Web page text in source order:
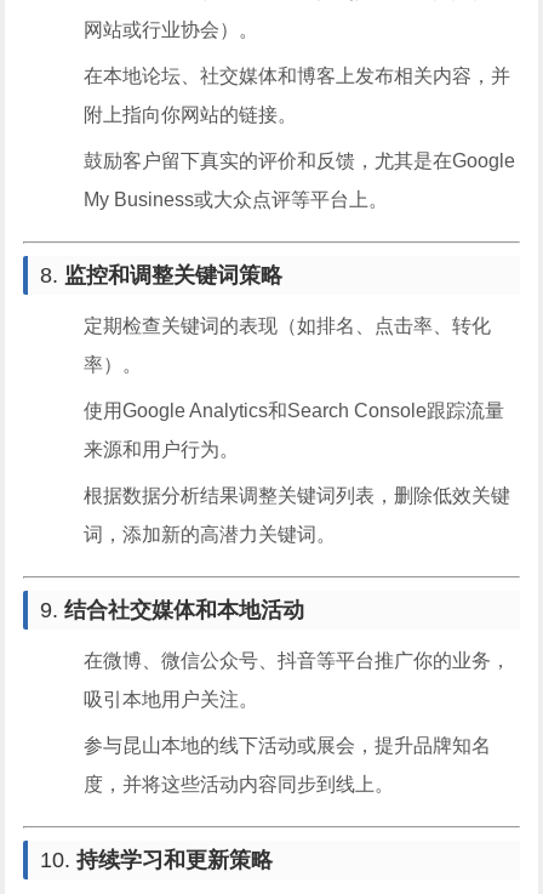
网站或行业协会）。
在本地论坛、社交媒体和博客上发布相关内容，并
附上指向你网站的链接。
鼓励客户留下真实的评价和反馈，尤其是在Google
My Business或大众点评等平台上。
8. 监控和调整关键词策略
定期检查关键词的表现（如排名、点击率、转化
率）。
使用Google Analytics和Search Console跟踪流量
来源和用户行为。
根据数据分析结果调整关键词列表，删除低效关键
词，添加新的高潜力关键词。
9.结合社交媒体和本地活动
在微博、微信公众号、抖音等平台推广你的业务，
吸引本地用户关注。
参与昆山本地的线下活动或展会，提升品牌知名
度，并将这些活动内容同步到线上。
10.持续学习和更新策略